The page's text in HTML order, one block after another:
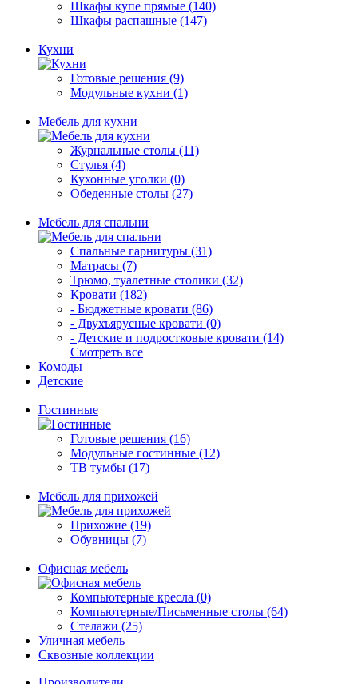
Шкафы купе прямые (140)
Шкафы распашные (147)
Кухни
Готовые решения (9)
Модульные кухни (1)
Мебель для кухни
Журнальные столы (11)
Стулья (4)
Кухонные уголки (0)
Обеденные столы (27)
Мебель для спальни
Спальные гарнитуры (31)
Матрасы (7)
Трюмо, туалетные столики (32)
Кровати (182)
- Бюджетные кровати (86)
- Двухъярусные кровати (0)
- Детские и подростковые кровати (14)
Смотреть все
Комоды
Детские
Гостинные
Готовые решения (16)
Модульные гостинные (12)
ТВ тумбы (17)
Мебель для прихожей
Прихожие (19)
Обувницы (7)
Офисная мебель
Компьютерные кресла (0)
Компьютерные/Письменные столы (64)
Стелажи (25)
Уличная мебель
Сквозные коллекции